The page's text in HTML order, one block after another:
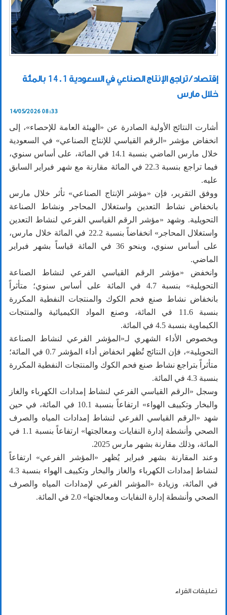
إقتصاد / تراجع الإنتاج الصناعي في السعودية 14.1 بالمئة
خلال مارس
14/05/2026 08:33
أشارت النتائج الأولية الصادرة عن «الهيئة العامة للإحصاء»، إلى
انخفاض مؤشر «الرقم القياسي للإنتاج الصناعي» في السعودية
خلال مارس الماضي بنسبة 14.1 في المائة، على أساس سنوي،
فيما تراجع بنسبة 22.3 في المائة مقارنة مع شهر فبراير السابق
عليه.
ووفق التقرير، فإن «مؤشر الإنتاج الصناعي» تأثر خلال مارس
بانخفاض نشاط التعدين واستغلال المحاجر ونشاط الصناعة
التحويلية. وشهد «مؤشر الرقم القياسي الفرعي لنشاط التعدين
واستغلال المحاجر» انخفاضاً بنسبة 22.2 في المائة خلال مارس،
على أساس سنوي، وبنحو 36 في المائة قياساً بشهر فبراير
الماضي.
وانخفض «مؤشر الرقم القياسي الفرعي لنشاط الصناعة
التحويلية» بنسبة 4.7 في المائة على أساس سنوي؛ متأثراً
بانخفاض نشاط صنع فحم الكوك والمنتجات النفطية المكررة
بنسبة 11.6 في المائة، وصنع المواد الكيميائية والمنتجات
الكيماوية بنسبة 4.5 في المائة.
وبخصوص الأداء الشهري لـ«المؤشر الفرعي لنشاط الصناعة
التحويلية»، فإن النتائج تُظهر انخفاض أداء المؤشر 0.7 في المائة؛
متأثراً بتراجع نشاط صنع فحم الكوك والمنتجات النفطية المكررة
بنسبة 4.3 في المائة.
وسجل «الرقم القياسي الفرعي لنشاط إمدادات الكهرباء والغاز
والبخار وتكييف الهواء» ارتفاعاً بنسبة 10.1 في المائة، في حين
شهد «الرقم القياسي الفرعي لنشاط إمدادات المياه والصرف
الصحي وأنشطة إدارة النفايات ومعالجتها» ارتفاعاً بنسبة 1.1 في
المائة، وذلك مقارنة بشهر مارس 2025.
وعند المقارنة بشهر فبراير يُظهر «المؤشر الفرعي» ارتفاعاً
لنشاط إمدادات الكهرباء والغاز والبخار وتكييف الهواء بنسبة 4.3
في المائة، وزيادة «المؤشر الفرعي لإمدادات المياه والصرف
الصحي وأنشطة إدارة النفايات ومعالجتها» 2.0 في المائة.
تعليقات القراء